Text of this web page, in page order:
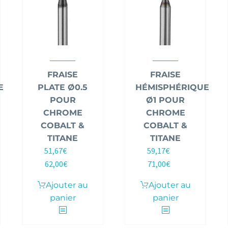
FRAISE
PLATE Ø0.5
POUR
CHROME
COBALT &
TITANE
51,67€
62,00€
Ajouter au
panier
FRAISE
HÉMISPHÉRIQUE
Ø1 POUR
CHROME
COBALT &
TITANE
59,17€
71,00€
Ajouter au
panier